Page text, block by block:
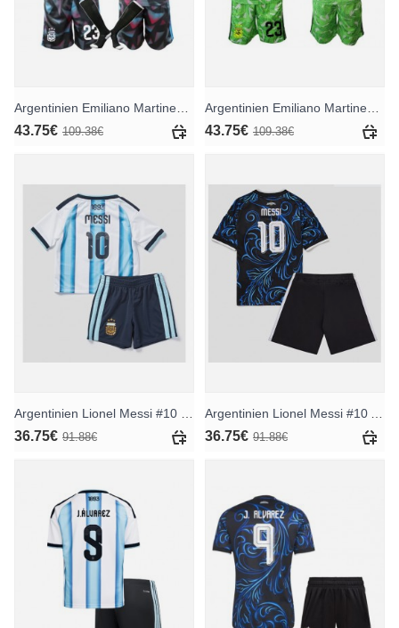
Argentinien Emiliano Martinez #23 Torwart Heimtrikotsatz für Kinder WM 2026 Langarm (+ Kurze Hosen)
43.75€ 109.38€
Argentinien Emiliano Martinez #23 Torwart Auswärts Trikotsatz für Kinder WM 2026 Langarm (+ Kurze Hosen)
43.75€ 109.38€
Argentinien Lionel Messi #10 Heimtrikotsatz für Kinder WM 2026 Kurzarm (+ Kurze Hosen)
36.75€ 91.88€
Argentinien Lionel Messi #10 Auswärts Trikotsatz für Kinder WM 2026 Kurzarm (+ Kurze Hosen)
36.75€ 91.88€